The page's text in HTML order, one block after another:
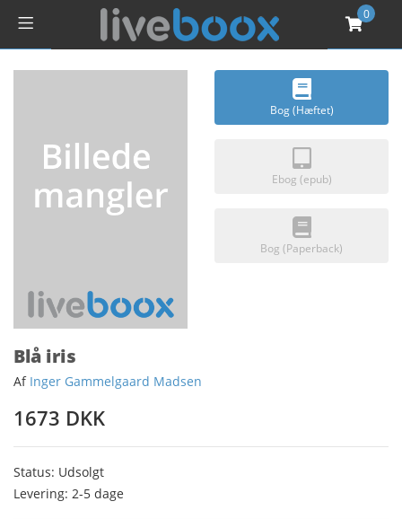
0
Bog (Hæftet)
Ebog (epub)
Bog (Paperback)
Blå iris
Af Inger Gammelgaard Madsen
1673 DKK
Status: Udsolgt
Levering: 2-5 dage